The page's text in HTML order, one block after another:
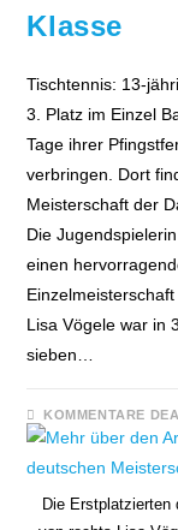
Klasse
Tischtennis: 13-
3. Platz im Einzel
Tage ihrer
verbringen. Dort
Meisterschaft der
Die
einen
Lisa Vögele war in
sieben…
KOMMENTARE
Die